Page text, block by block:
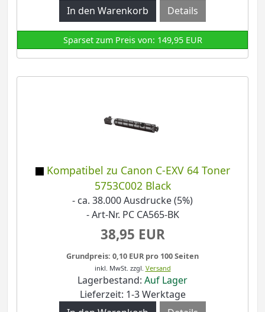
Details
Sparset zum Preis von: 149,95 EUR
Kompatibel zu Canon C-EXV 64 Toner
5753C002 Black
- ca. 38.000 Ausdrucke (5%)
- Art-Nr. PC CA565-BK
38,95 EUR
Grundpreis: 0,10 EUR pro 100 Seiten
inkl. MwSt. zzgl. Versand
Lagerbestand: Auf Lager
Lieferzeit: 1-3 Werktage